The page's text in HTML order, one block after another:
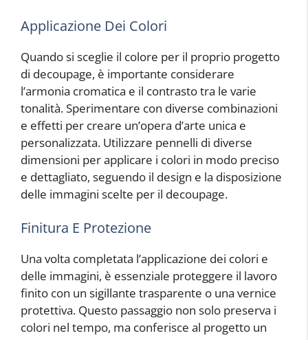
Applicazione Dei Colori
Quando si sceglie il colore per il proprio progetto
di decoupage, è importante considerare
l’armonia cromatica e il contrasto tra le varie
tonalità. Sperimentare con diverse combinazioni
e effetti per creare un’opera d’arte unica e
personalizzata. Utilizzare pennelli di diverse
dimensioni per applicare i colori in modo preciso
e dettagliato, seguendo il design e la disposizione
delle immagini scelte per il decoupage.
Finitura E Protezione
Una volta completata l’applicazione dei colori e
delle immagini, è essenziale proteggere il lavoro
finito con un sigillante trasparente o una vernice
protettiva. Questo passaggio non solo preserva i
colori nel tempo, ma conferisce al progetto un